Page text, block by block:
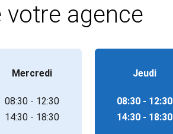
votre agence
Mercredi
08:30 - 12:30
14:30 - 18:30
Jeudi
08:30 - 12:30
14:30 - 18:30